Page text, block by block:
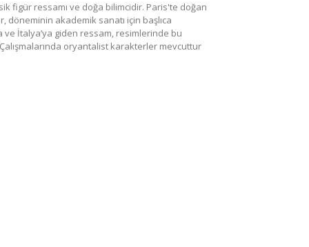
figür ressamı ve doğa bilimcidir. Paris'te doğan
döneminin akademik sanatı için başlıca
İtalya’ya giden ressam, resimlerinde bu
oryantalist karakterler mevcuttur